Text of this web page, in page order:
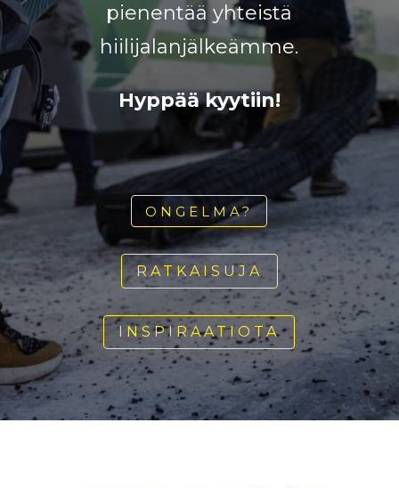
pienentää yhteistä
hiilijalanjälkeämme.
Hyppää kyytiin!
ONGELMA?
RATKAISUJA
INSPIRAATIOTA